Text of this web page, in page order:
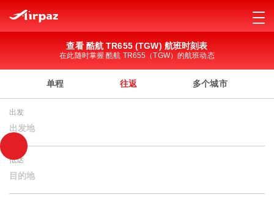
查看 酷航 TR655 (TGW) 航班时刻表
在此随时掌握 酷航 TR655（TGW）的航班动态
单程 往返 多个城市
出发
出发地
抵达
目的地